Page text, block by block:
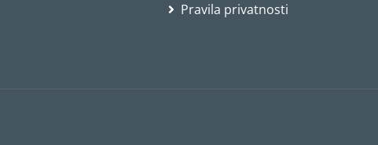
Pravila privatnosti